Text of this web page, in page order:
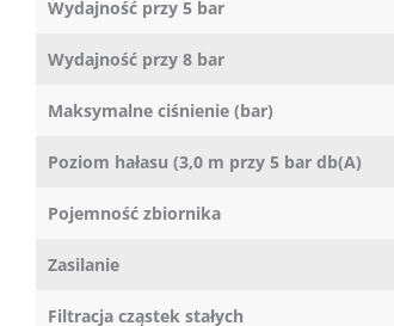
Wydajność przy 5 bar
Wydajność przy 8 bar
Maksymalne ciśnienie (bar)
Poziom hałasu (3,0 m przy 5 bar db(A)
Pojemność zbiornika
Zasilanie
Filtracja cząstek stałych